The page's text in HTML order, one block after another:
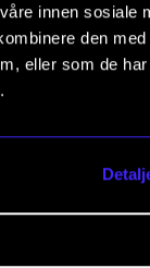
innen sosiale
den med
eller som de
undervisning
som
organisering,
det enkelte